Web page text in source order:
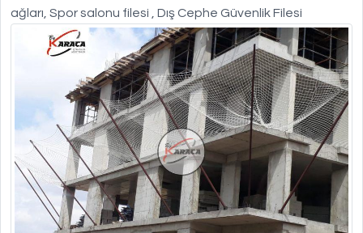
ağları, Spor salonu filesi , Dış Cephe Güvenlik Filesi